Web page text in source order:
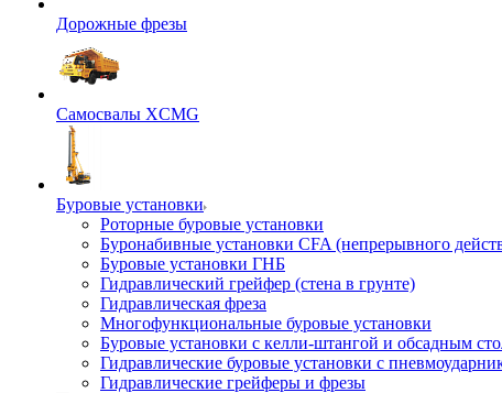
Дорожные фрезы
Самосвалы XCMG
Буровые установки
Роторные буровые установки
Буронабивные установки CFA (непрерывного
Буровые установки ГНБ
Гидравлический грейфер (стена в грунте)
Гидравлическая фреза
Многофункциональные буровые установки
Буровые установки с келли-штангой и обсадным
Гидравлические буровые установки с
Гидравлические грейферы и фрезы